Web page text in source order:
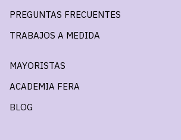
PREGUNTAS FRECUENTES
TRABAJOS A MEDIDA
MAYORISTAS
ACADEMIA FERA
BLOG